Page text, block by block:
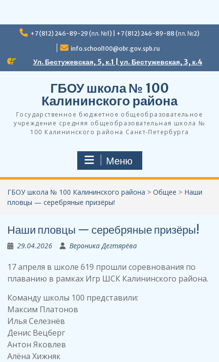
Перейти
+7 (812) 246-89-29 (пл. №1) | +7 (812) 246-89-88 (пл. №2)
info.school100@obr.gov.spb.ru
Ул. Бестужевская, 5, к.1 | ул. Бестужевская, 3, к.4
ГБОУ школа № 100
Калининского района
Государственное бюджетное общеобразовательное
учреждение средняя общеобразовательная школа №
100 Калининского района Санкт-Петербурга
Меню
ГБОУ школа № 100 Калининского района > Общее > Наши
пловцы — серебряные призёры!
Наши пловцы — серебряные призёры!
29.04.2026 Вероника Дегтярёва
17 апреля в школе 619 прошли соревнования по
плаванию в рамках Игр ШСК Калининского района.
Команду школы 100 представили:
Максим Платонов
Илья Селезнёв
Денис Вецберг
Антон Яковлев
Алёна Хижняк